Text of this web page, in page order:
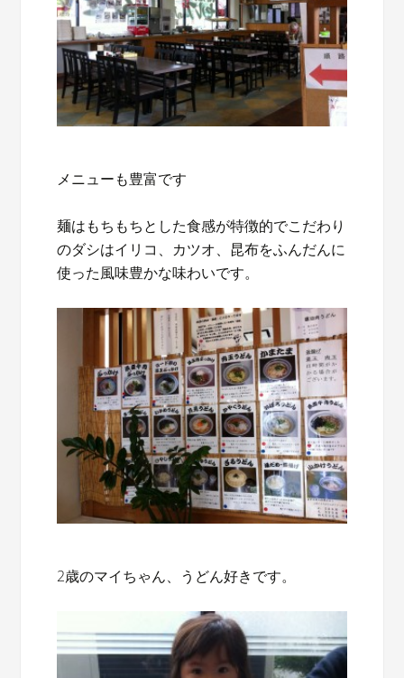
メニューも豊富です
麺はもちもちとした食感が特徴的でこだわり
のダシはイリコ、カツオ、昆布をふんだんに
使った風味豊かな味わいです。
2歳のマイちゃん、うどん好きです。